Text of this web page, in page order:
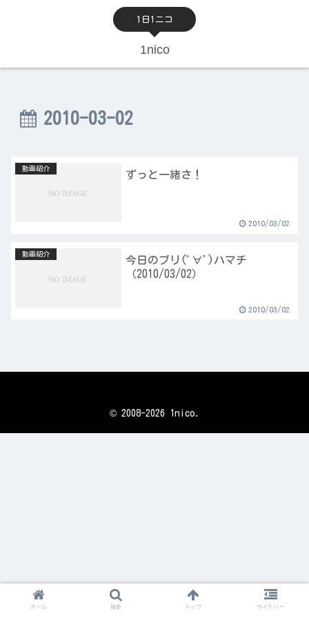
1日1ニコ
1nico
2010-03-02
動画紹介
ずっと一緒さ！
2010/03/02
動画紹介
今日のブリ(ﾟ∀ﾟ)ハマチ
（2010/03/02）
2010/03/02
© 2008-2026 1nico.
ホーム 検索 トップ サイドバー